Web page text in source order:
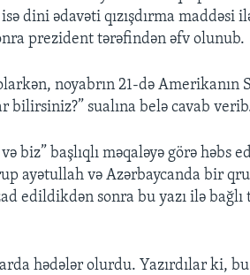
dini ədavəti qızışdırma maddəsi
prezident tərəfindən əfv olunub.
noyabrın 21-də Amerikanın
bilirsiniz?” sualına belə cavab
biz” başlıqlı məqaləyə görə həbs
ayətullah və Azərbaycanda bir
edildikdən sonra bu yazı ilə bağlı
hədələr olurdu. Yazırdılar ki,